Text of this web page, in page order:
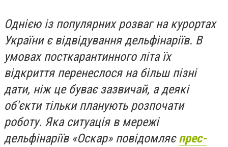
Однією із популярних розваг на курортах
України є відвідування дельфінаріїв. В
умовах посткарантинного літа їх
відкриття перенеслося на більш пізні
дати, ніж це буває зазвичай, а деякі
об'єкти тільки планують розпочати
роботу. Яка ситуація в мережі
дельфінаріїв «Оскар» повідомляєпрес-